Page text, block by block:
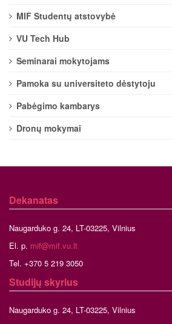
MIF Studentų atstovybė
VU Tech Hub
Seminarai mokytojams
Pamoka su universiteto dėstytoju
Pabėgimo kambarys
Dronų mokymai
Dekanatas
Naugarduko g. 24, LT-03225, Vilnius
El. p. mif@mif.vu.lt
Tel. +370 5 219 3050
Studijų skyrius
Naugarduko g. 24, LT-03225, Vilnius